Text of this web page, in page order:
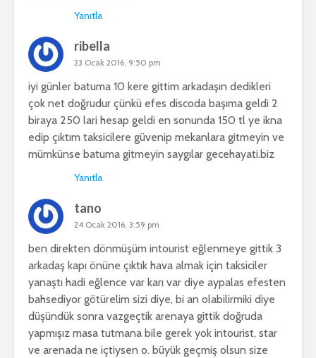
Yanıtla
ribella
23 Ocak 2016, 9:50 pm
iyi günler batuma 10 kere gittim arkadaşın dedikleri
çok net doğrudur çünkü efes discoda başıma geldi 2
biraya 250 lari hesap geldi en sonunda 150 tl ye ikna
edip çıktım taksicilere güvenip mekanlara gitmeyin ve
mümkünse batuma gitmeyin saygılar gecehayati.biz
Yanıtla
tano
24 Ocak 2016, 3:59 pm
ben direkten dönmüşüm intourist eğlenmeye gittik 3
arkadaş kapı önüne çıktık hava almak için taksiciler
yanaştı hadi eğlence var karı var diye aypalas efesten
bahsediyor götürelim sizi diye, bi an olabilirmiki diye
düşündük sonra vazgeçtik arenaya gittik doğruda
yapmışız masa tutmana bile gerek yok intourist, star
ve arenada ne içtiysen o. büyük geçmiş olsun size